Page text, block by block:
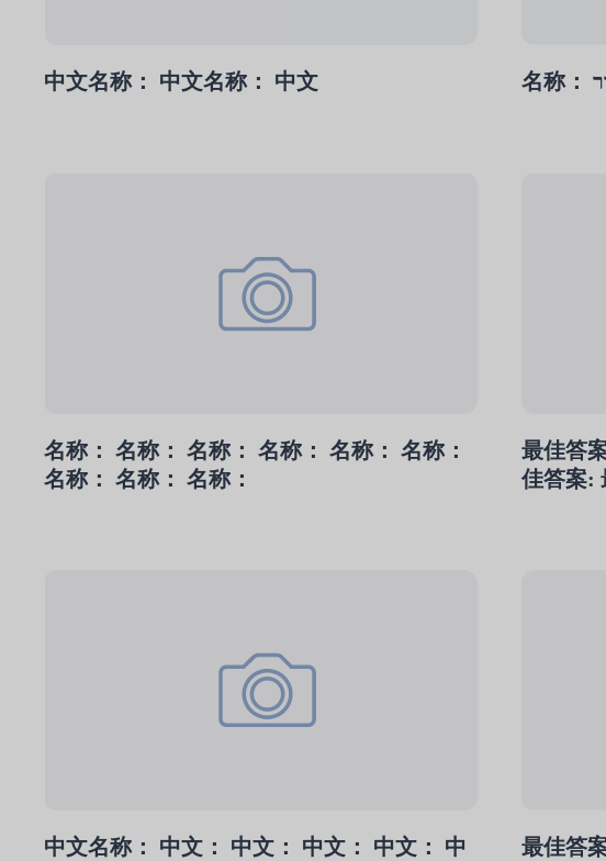
中文名称： 中文名称： 中文
名称： 名称： 名称： 名称： 名称： 名称：
名称： 名称： 名称：
最佳答
佳答案:
中文名称： 中文： 中文： 中文： 中文： 中
最佳答